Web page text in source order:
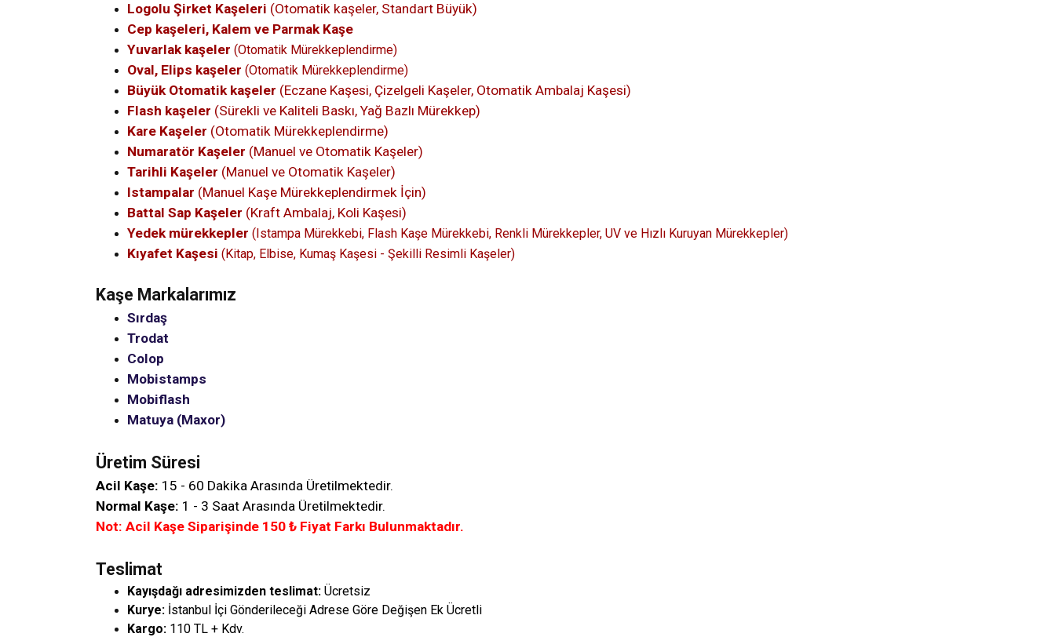
Logolu Şirket Kaşeleri (Otomatik kaşeler, Standart Büyük)
Cep kaşeleri, Kalem ve Parmak Kaşe
Yuvarlak kaşeler (Otomatik Mürekkeplendirme)
Oval, Elips kaşeler (Otomatik Mürekkeplendirme)
Büyük Otomatik kaşeler (Eczane Kaşesi, Çizelgeli Kaşeler, Otomatik Ambalaj Kaşesi)
Flash kaşeler (Sürekli ve Kaliteli Baskı, Yağ Bazlı Mürekkep)
Kare Kaşeler (Otomatik Mürekkeplendirme)
Numaratör Kaşeler (Manuel ve Otomatik Kaşeler)
Tarihli Kaşeler (Manuel ve Otomatik Kaşeler)
Istampalar (Manuel Kaşe Mürekkeplendirmek İçin)
Battal Sap Kaşeler (Kraft Ambalaj, Koli Kaşesi)
Yedek mürekkepler (Istampa Mürekkebi, Flash Kaşe Mürekkebi, Renkli Mürekkepler, UV ve Hızlı Kuruyan Mürekkepler)
Kıyafet Kaşesi (Kitap, Elbise, Kumaş Kaşesi - Şekilli Resimli Kaşeler)
Kaşe Markalarımız
Sırdaş
Trodat
Colop
Mobistamps
Mobiflash
Matuya (Maxor)
Üretim Süresi
Acil Kaşe: 15 - 60 Dakika Arasında Üretilmektedir.
Normal Kaşe: 1 - 3 Saat Arasında Üretilmektedir.
Not: Acil Kaşe Siparişinde 150 ₺ Fiyat Farkı Bulunmaktadır.
Teslimat
Kayışdağı adresimizden teslimat: Ücretsiz
Kurye: İstanbul İçi Gönderileceği Adrese Göre Değişen Ek Ücretli
Kargo: 110 TL + Kdv.